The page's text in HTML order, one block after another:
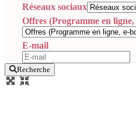
Réseaux sociaux
Offres (Programme en
E-mail
Recherche